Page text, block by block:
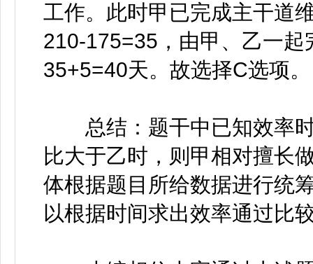
工作。此时甲已完成主干道
210-175=35，由甲、乙一
35+5=40天。故选择C选项。
总结：题干中已知效率时
比大于乙时，则甲相对擅长
体根据题目所给数据进行统
以根据时间求出效率通过比